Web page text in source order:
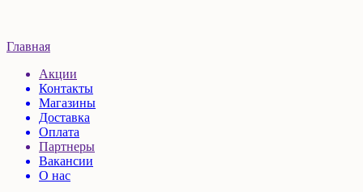
Главная
Акции
Контакты
Магазины
Доставка
Оплата
Партнеры
Вакансии
О нас